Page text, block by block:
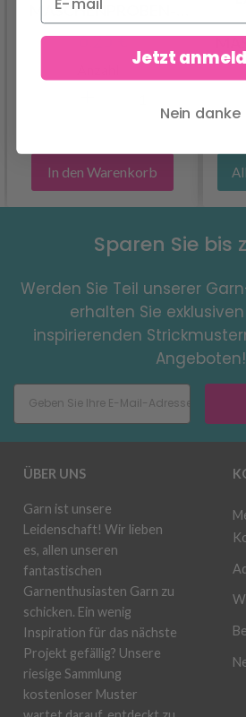
MASCHENPROBEN-
MESSGERÄT
6.25 €
In den Warenkorb
Sparen Sie bis
Werden Sie Teil unserer
erhalten Sie
inspirierenden
Angeboten!
ÜBER UNS
Garn ist unsere
Leidenschaft! Wir lieben
es, allen unseren
fantastischen
Garnenthusiasten Garn zu
schicken. Ein wenig
Inspiration für das nächste
Projekt gefällig? Unsere
riesige Sammlung
kostenloser Muster
Jetzt
Nein danke